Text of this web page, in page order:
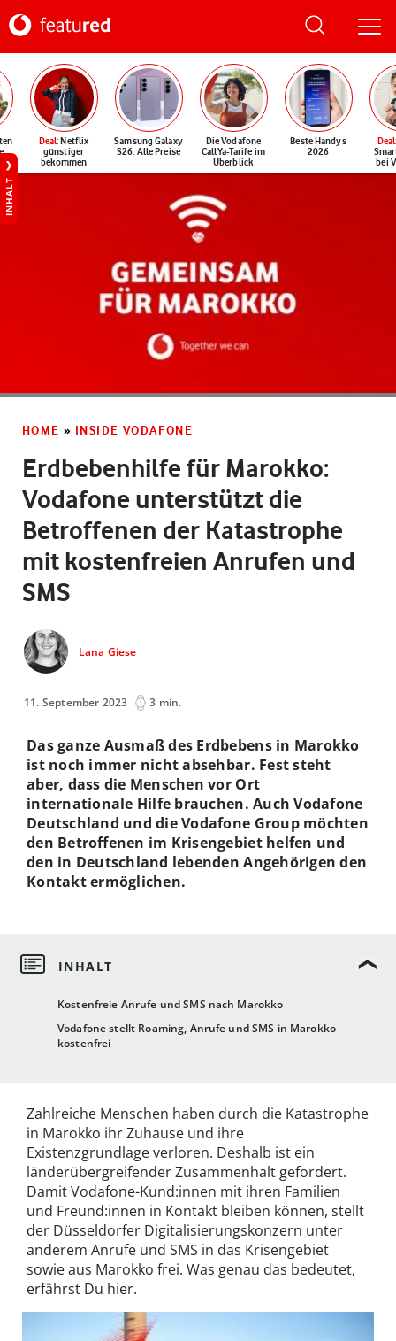
Deal: Netflix
günstiger
bekommen
Samsung Galaxy
S26: Alle Preise
Die Vodafone
CallYa-Tarife im
Überblick
Beste Handys
2026
Deal
bei
INHALT
HOME » INSIDE VODAFONE
Erdbebenhilfe für Marokko:
Vodafone unterstützt die
Betroffenen der Katastrophe
mit kostenfreien Anrufen und
SMS
Lana Giese
11. September 2023 3 min.
Kostenfreie Anrufe und SMS nach Marokko
Vodafone stellt Roaming, Anrufe und SMS in Marokko
kostenfrei
Das ganze Ausmaß des Erdbebens in Marokko
ist noch immer nicht absehbar. Fest steht
aber, dass die Menschen vor Ort
internationale Hilfe brauchen. Auch Vodafone
Deutschland und die Vodafone Group möchten
den Betroffenen im Krisengebiet helfen und
den in Deutschland lebenden Angehörigen den
Kontakt ermöglichen.
Zahlreiche Menschen haben durch die Katastrophe
in Marokko ihr Zuhause und ihre
Existenzgrundlage verloren. Deshalb ist ein
länderübergreifender Zusammenhalt gefordert.
Damit Vodafone-Kund:innen mit ihren Familien
und Freund:innen in Kontakt bleiben können, stellt
der Düsseldorfer Digitalisierungskonzern unter
anderem Anrufe und SMS in das Krisengebiet
sowie aus Marokko frei. Was genau das bedeutet,
erfährst Du hier.